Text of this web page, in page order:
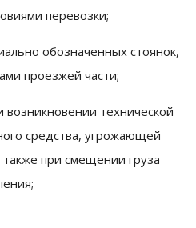
перевозки;
обозначенных стоянок,
проезжей части;
технической
средства, угрожающей
при смещении груза